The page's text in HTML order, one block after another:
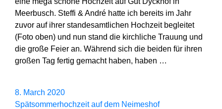
Meerbusch. Steffi & André hatte ich bereits im Jahr
zuvor auf ihrer standesamtlichen Hochzeit begleitet
(Foto oben) und nun stand die kirchliche Trauung und
die große Feier an. Während sich die beiden für ihren
großen Tag fertig gemacht haben, haben …
8. March 2020
Spätsommerhochzeit auf dem Neimeshof